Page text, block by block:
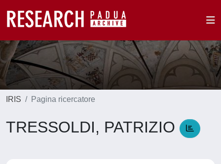
IRIS Pagina ricercatore
TRESSOLDI, PATRIZIO